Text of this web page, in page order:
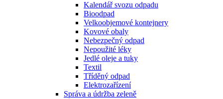
Kalendář svozu odpadu
Bioodpad
Velkoobjemové kontejnery
Kovové obaly
Nebezpečný odpad
Nepoužité léky
Jedlé oleje a tuky
Textil
Tříděný odpad
Elektrozařízení
Správa a údržba zeleně